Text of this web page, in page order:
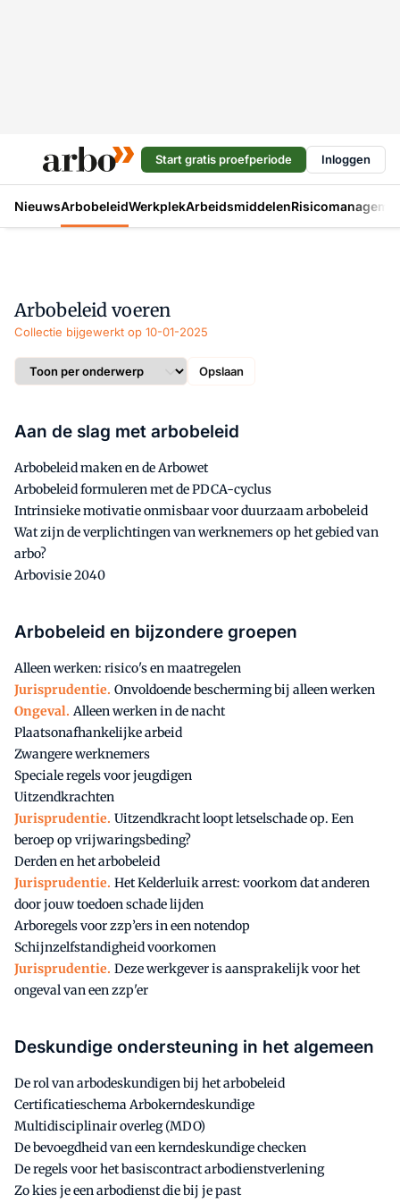
Start gratis proefperiode Inloggen
NieuwsArbobeleidWerkplekArbeidsmiddelen
Arbobeleid voeren
Collectie bijgewerkt op 10-01-2025
Opslaan
Aan de slag met arbobeleid
Arbobeleid maken en de Arbowet
Arbobeleid formuleren met de PDCA-cyclus
Intrinsieke motivatie onmisbaar voor duurzaam arbobeleid
Wat zijn de verplichtingen van werknemers op het gebied van
arbo?
Arbovisie 2040
Arbobeleid en bijzondere groepen
Alleen werken: risico's en maatregelen
Jurisprudentie. Onvoldoende bescherming bij alleen werken
Ongeval. Alleen werken in de nacht
Plaatsonafhankelijke arbeid
Zwangere werknemers
Speciale regels voor jeugdigen
Uitzendkrachten
Jurisprudentie. Uitzendkracht loopt letselschade op. Een
beroep op vrijwaringsbeding?
Derden en het arbobeleid
Jurisprudentie. Het Kelderluik arrest: voorkom dat anderen
door jouw toedoen schade lijden
Arboregels voor zzp’ers in een notendop
Schijnzelfstandigheid voorkomen
Jurisprudentie. Deze werkgever is aansprakelijk voor het
ongeval van een zzp'er
Deskundige ondersteuning in het algemeen
De rol van arbodeskundigen bij het arbobeleid
Certificatieschema Arbokerndeskundige
Multidisciplinair overleg (MDO)
De bevoegdheid van een kerndeskundige checken
De regels voor het basiscontract arbodienstverlening
Zo kies je een arbodienst die bij je past